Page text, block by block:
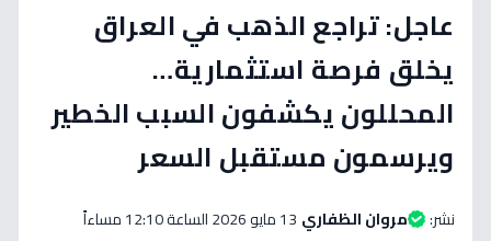
عاجل: تراجع الذهب في العراق
يخلق فرصة استثمارية…
المحللون يكشفون السبب الخطير
ويرسمون مستقبل السعر
نشر: مروان الظفاري 13 مايو 2026 الساعة 12:10 مساءاً